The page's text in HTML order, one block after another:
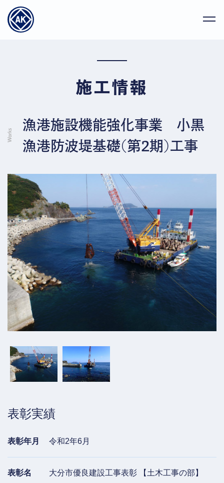
施工情報
漁港施設機能強化事業 小黒
漁港防波堤基礎(第2期)工事
表彰実績
表彰年月 令和2年6月
表彰名 大分市優良建設工事表彰 【土木工事の部】